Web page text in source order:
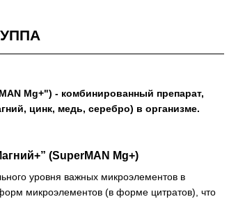
Mg+") - комбинированный препарат,
цинк, медь, серебро) в организме.
(SuperMAN Mg+)
уровня важных микроэлементов в
микроэлементов (в форме цитратов), что